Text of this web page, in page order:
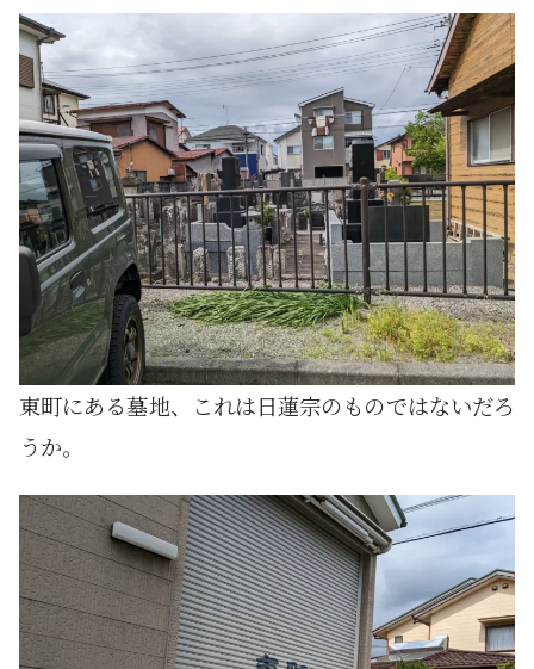
東町にある墓地、これは日蓮宗のものではないだろ
うか。